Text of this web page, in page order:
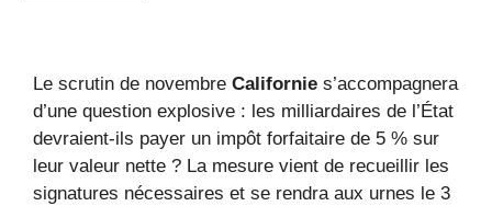
Le scrutin de novembre Californie s’accompagnera
d’une question explosive : les milliardaires de l’État
devraient-ils payer un impôt forfaitaire de 5 % sur
leur valeur nette ? La mesure vient de recueillir les
signatures nécessaires et se rendra aux urnes le 3